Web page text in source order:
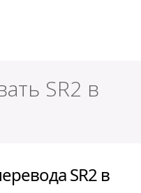
SR2 в
SR2 в